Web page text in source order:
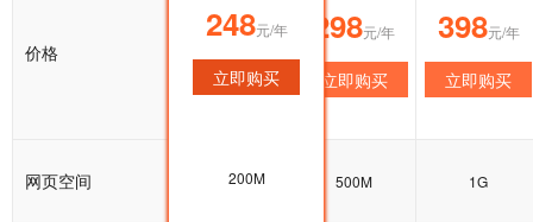
价格
248元/年
立即购买
298元/年
立即购买
398元/年
立即购买
网页空间 200M 500M 1G
248元/年
立即购买
200M